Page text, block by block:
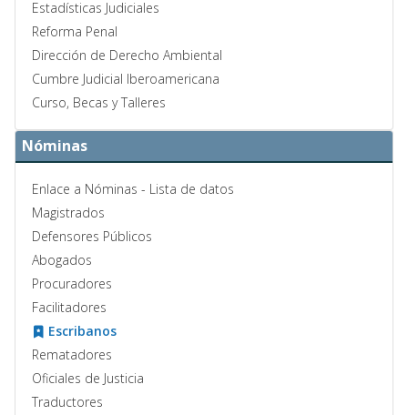
Estadísticas Judiciales
Reforma Penal
Dirección de Derecho Ambiental
Cumbre Judicial Iberoamericana
Curso, Becas y Talleres
Nóminas
Enlace a Nóminas - Lista de datos
Magistrados
Defensores Públicos
Abogados
Procuradores
Facilitadores
Escribanos
Rematadores
Oficiales de Justicia
Traductores